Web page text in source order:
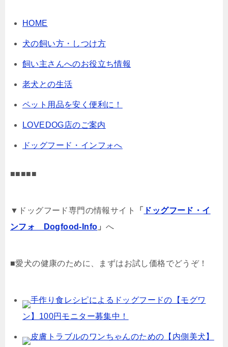
HOME
犬の飼い方・しつけ方
飼い主さんへのお役立ち情報
老犬との生活
ペット用品を安く便利に！
LOVEDOG店のご案内
ドッグフード・インフォへ
■■■■■
▼ドッグフード専門の情報サイト 「
ドッグフード・イ
ンフォ Dogfood-Info 」 へ
■愛犬の健康のために、まずはお試し価格でどうぞ！
手作り食レシピによるドッグフードの【モグワ
ン】100円モニター募集中！
皮膚トラブルのワンちゃんのための【内側美犬】